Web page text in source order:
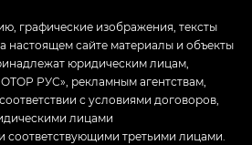
графические изображения, тексты
настоящем сайте материалы и объекты
юридическим лицам,
РУС», рекламным агентствам,
с условиями договоров,
лицами
третьими лицами.